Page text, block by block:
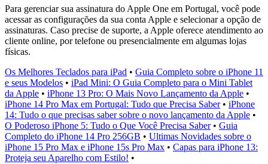
Para gerenciar sua assinatura do Apple One em Portugal, você pode
acessar as configurações da sua conta Apple e selecionar a opção de
assinaturas. Caso precise de suporte, a Apple oferece atendimento ao
cliente online, por telefone ou presencialmente em algumas lojas
físicas.
Os Melhores Teclados para iPad • Guia Completo sobre o iPhone 11
e seus Modelos • iPad Mini: O Guia Completo para o Mini Tablet
da Apple • iPhone 13 Pro: O Mais Novo Lançamento da Apple •
iPhone 14 Pro Max em Portugal: Tudo que Precisa Saber• iPhone
14: Tudo o que precisas saber sobre o novo lançamento da Apple •
O Poderoso iPhone 5: Tudo o Que Você Precisa Saber• Guia
Completo do iPhone 14 Pro 256GB • Ultimas Novidades sobre o
iPhone 15 Pro Max e iPhone 15s Pro Max • Capas para iPhone 13:
Proteja seu Aparelho com Estilo! •